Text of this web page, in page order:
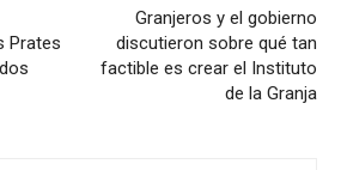
Prates
Granjeros y el gobierno
discutieron sobre qué tan
factible es crear el Instituto
de la Granja